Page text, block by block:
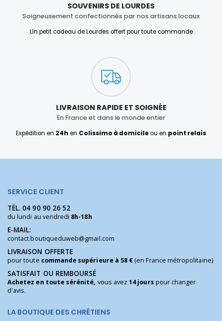
SOUVENIRS DE LOURDES
Soigneusement confectionnés par nos artisans locaux
Un petit cadeau de Lourdes offert pour toute commande
LIVRAISON RAPIDE ET SOIGNÉE
En France et dans le monde entier
Expédition en 24h en Colissimo à domicileou en point relais
SERVICE CLIENT
TÉL. 04 90 90 26 52
du lundi au vendredi 8h-18h
E-MAIL:
contact.boutiqueduweb@gmail.com
LIVRAISON OFFERTE
pour toute commande supérieure à 58 €(en France métropolitaine)
SATISFAIT OU REMBOURSÉ
Achetez en toute sérénité, vous avez14 jours pour changer
d'avis.
LA BOUTIQUE DES CHRÉTIENS